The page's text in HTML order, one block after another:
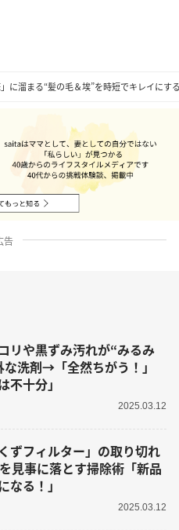
」に溜まる“髪の毛＆埃”を時短でキレイに
告
リや黒ずみ汚れが“みるみ
洗剤→「全然ちがう！」
不十分」
2025.03.12
ずフィルター」の取り切れ
見事に落とす掃除術「新品
なる！」
2025.03.12